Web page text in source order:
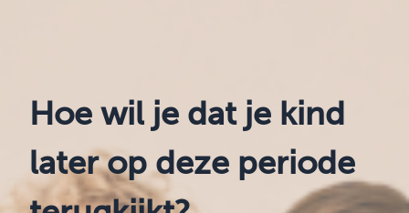
Hoe wil je dat je kind
later op deze periode